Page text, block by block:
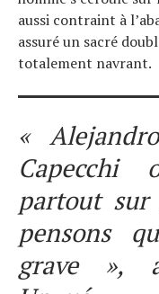
aussi contraint à
assuré un sacré
totalement navrant.
«
Capecchi
partout sur
pensons
grave »,